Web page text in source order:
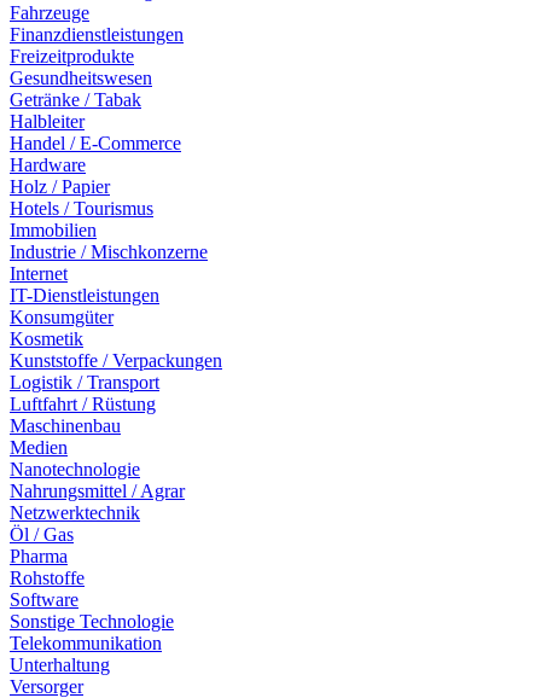
Fahrzeuge
Finanzdienstleistungen
Freizeitprodukte
Gesundheitswesen
Getränke / Tabak
Halbleiter
Handel / E-Commerce
Hardware
Holz / Papier
Hotels / Tourismus
Immobilien
Industrie / Mischkonzerne
Internet
IT-Dienstleistungen
Konsumgüter
Kosmetik
Kunststoffe / Verpackungen
Logistik / Transport
Luftfahrt / Rüstung
Maschinenbau
Medien
Nanotechnologie
Nahrungsmittel / Agrar
Netzwerktechnik
Öl / Gas
Pharma
Rohstoffe
Software
Sonstige Technologie
Telekommunikation
Unterhaltung
Versorger